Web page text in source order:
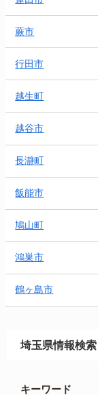
蕨市
行田市
越生町
越谷市
長瀞町
飯能市
鳩山町
鴻巣市
鶴ヶ島市
埼玉県情報検索
キーワード